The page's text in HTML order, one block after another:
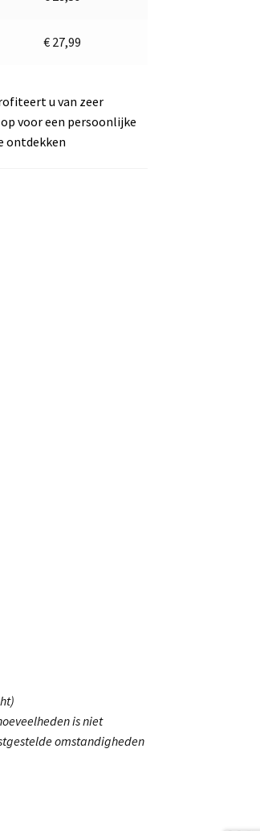
€ 27,99
u van zeer
voor een persoonlijke
ontdekken
is niet
omstandigheden